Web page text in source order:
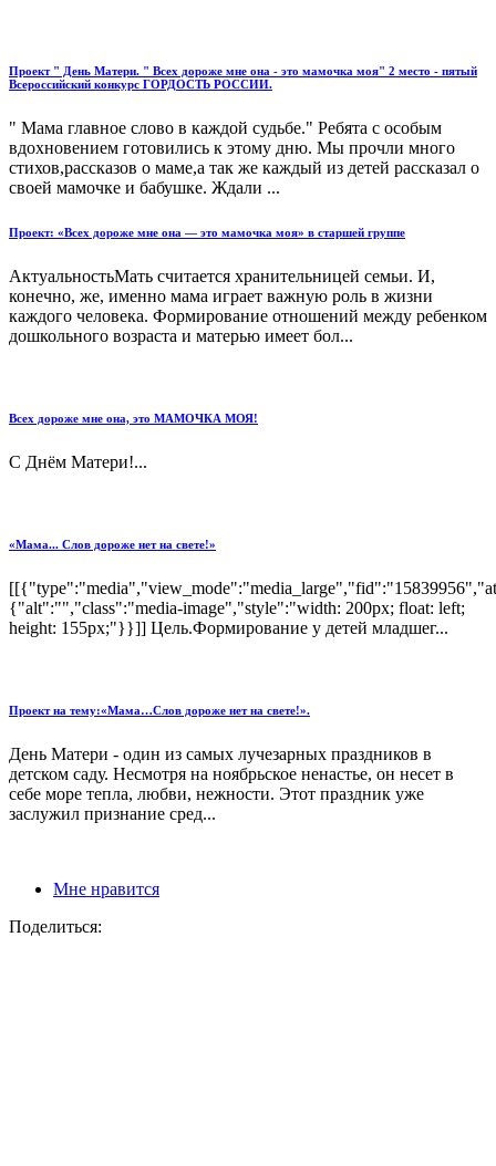
Проект " День Матери. " Всех дороже мне она - это мамочка моя" 2 место - пятый
Всероссийский конкурс ГОРДОСТЬ РОССИИ.
" Мама главное слово в каждой судьбе." Ребята с особым
вдохновением готовились к этому дню. Мы прочли много
стихов,рассказов о маме,а так же каждый из детей рассказал о
своей мамочке и бабушке. Ждали ...
Проект: «Всех дороже мне она — это мамочка моя» в старшей группе
АктуальностьМать считается хранительницей семьи. И,
конечно, же, именно мама играет важную роль в жизни
каждого человека. Формирование отношений между ребенком
дошкольного возраста и матерью имеет бол...
Всех дороже мне она, это МАМОЧКА МОЯ!
С Днём Матери!...
«Мама... Слов дороже нет на свете!»
{"alt":"","class":"media-image","style":"width: 200px; float: left;
height: 155px;"}}]] Цель.Формирование у детей младшег...
Проект на тему:«Мама…Слов дороже нет на свете!».
День Матери - один из самых лучезарных праздников в
детском саду. Несмотря на ноябрьское ненастье, он несет в
себе море тепла, любви, нежности. Этот праздник уже
заслужил признание сред...
Мне нравится
Поделиться: